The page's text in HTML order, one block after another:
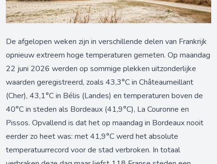
De afgelopen weken zijn in verschillende delen van Frankrijk
opnieuw extreem hoge temperaturen gemeten. Op maandag
22 juni 2026 werden op sommige plekken uitzonderlijke
waarden geregistreerd, zoals 43,3°C in Châteaumeillant
(Cher), 43,1°C in Bélis (Landes) en temperaturen boven de
40°C in steden als Bordeaux (41,9°C), La Couronne en
Pissos. Opvallend is dat het op maandag in Bordeaux nooit
eerder zo heet was: met 41,9°C werd het absolute
temperatuurrecord voor de stad verbroken. In totaal